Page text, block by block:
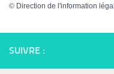
© Direction de l'information
SUIVRE :